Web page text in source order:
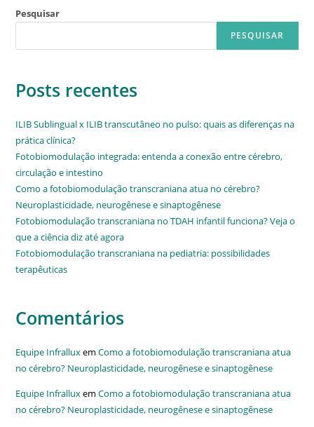
Pesquisar
PESQUISAR
Posts recentes
ILIB Sublingual x ILIB transcutâneo no pulso: quais as diferenças na
prática clínica?
Fotobiomodulação integrada: entenda a conexão entre cérebro,
circulação e intestino
Como a fotobiomodulação transcraniana atua no cérebro?
Neuroplasticidade, neurogênese e sinaptogênese
Fotobiomodulação transcraniana no TDAH infantil funciona? Veja o
que a ciência diz até agora
Fotobiomodulação transcraniana na pediatria: possibilidades
terapêuticas
Comentários
Equipe InfralluxemComo a fotobiomodulação transcraniana atua
no cérebro? Neuroplasticidade, neurogênese e sinaptogênese
Equipe InfralluxemComo a fotobiomodulação transcraniana atua
no cérebro? Neuroplasticidade, neurogênese e sinaptogênese